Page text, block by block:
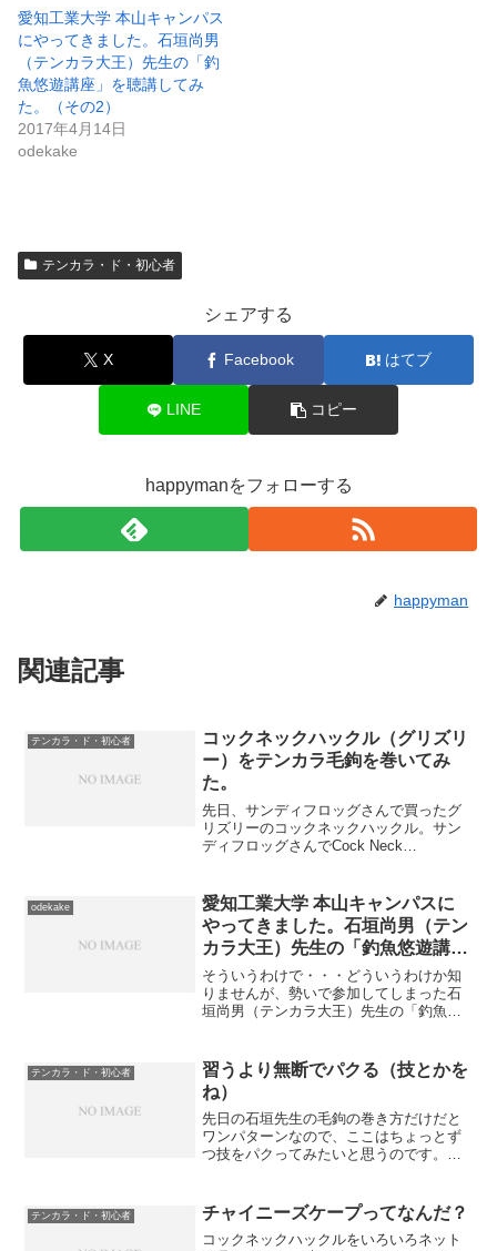
愛知工業大学 本山キャンパス
にやってきました。石垣尚男
（テンカラ大王）先生の「釣
魚悠遊講座」を聴講してみ
た。（その2）
2017年4月14日
odekake
テンカラ・ド・初心者
シェアする
X Facebook はてブ
LINE コピー
happymanをフォローする
happyman
関連記事
テンカラ・ド・初心者
コックネックハックル（グリズリ
ー）をテンカラ毛鉤を巻いてみ
た。
先日、サンディフロッグさんで買ったグ
リズリーのコックネックハックル。サン
ディフロッグさんでCock Neck
みました。白黒のまだらなんだな・・・
まあこんな感...
odekake
愛知工業大学 本山キャンパスに
やってきました。石垣尚男（テン
カラ大王）先生の「釣魚悠遊講
座」を聴講してみた。（その2）
そういうわけで・・・どういうわけか知
りませんが、勢いで参加してしまった石
垣尚男（テンカラ大王）先生の「釣魚悠
セット。ほんま100均ものがいっぱいだ。
小物一覧。ボビンとハ...
テンカラ・ド・初心者
習うより無断でパクる（技とかを
ね）
先日の石垣先生の毛鉤の巻き方だけだと
ワンパターンなので、ここはちょっとず
つ技をパクってみたいと思うのです。マ
こがいいかなあ？と密かに思って居ま
す。釣り好き老人の日々（無...
テンカラ・ド・初心者 チャイニーズケープってなんだ？
コックネックハックルをいろいろネット